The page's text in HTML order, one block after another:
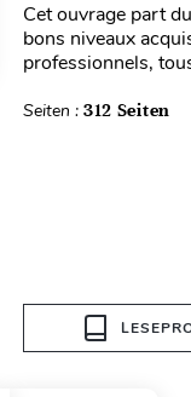
Cet ouvrage part
bons niveaux
professionnels,
Seiten : 312 Seiten